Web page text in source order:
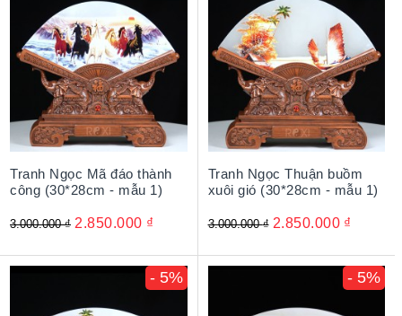
Tranh Ngọc Mã đáo thành
công (30*28cm - mẫu 1)
3.000.000 ₫ 2.850.000 ₫
Tranh Ngọc Thuận buồm
xuôi gió (30*28cm - mẫu 1)
3.000.000 ₫ 2.850.000 ₫
- 5% - 5%